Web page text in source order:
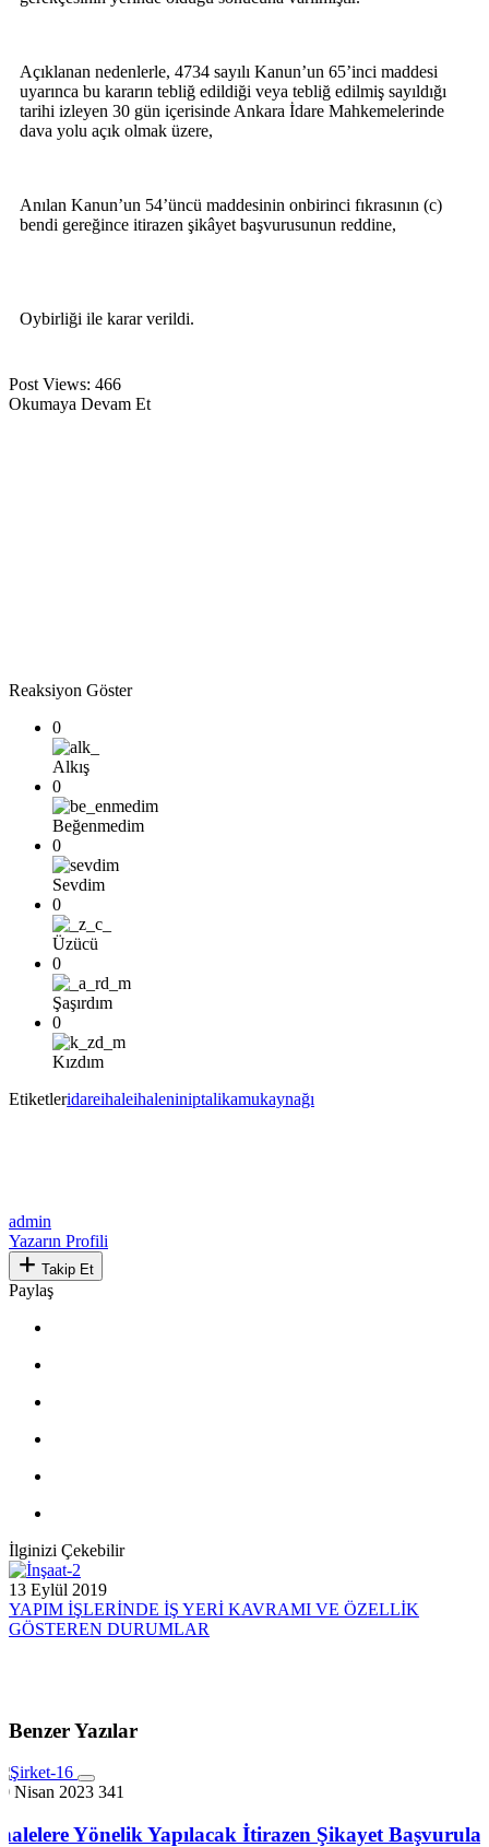
Açıklanan nedenlerle, 4734 sayılı Kanun’un 65’inci maddesi
uyarınca bu kararın tebliğ edildiği veya tebliğ edilmiş sayıldığı
tarihi izleyen 30 gün içerisinde Ankara İdare Mahkemelerinde
dava yolu açık olmak üzere,
Anılan Kanun’un 54’üncü maddesinin onbirinci fıkrasının (c)
bendi gereğince itirazen şikâyet başvurusunun reddine,
Oybirliği ile karar verildi.
Post Views: 466
Okumaya Devam Et
Reaksiyon Göster
0
Alkış
0
Beğenmedim
0
Sevdim
0
Üzücü
0
Şaşırdım
0
Kızdım
Etiketleridareihaleihaleniniptalikamukaynağı
admin
Yazarın Profili
Takip Et
Paylaş
İlginizi Çekebilir
13 Eylül 2019
YAPIM İŞLERİNDE İŞ YERİ KAVRAMI VE ÖZELLİK
GÖSTEREN DURUMLAR
Benzer Yazılar
Nisan 2023 341
Yönelik Yapılacak İtirazen Şikayet